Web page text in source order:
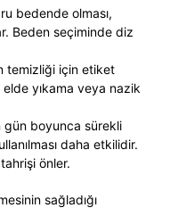
bedende olması,
Beden seçiminde diz
temizliği için etiket
elde yıkama veya nazik
gün boyunca sürekli
daha etkilidir.
önler.
sağladığı